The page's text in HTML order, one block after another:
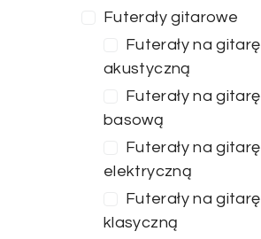
Futerały gitarowe
Futerały na gitarę
akustyczną
Futerały na gitarę
basową
Futerały na gitarę
elektryczną
Futerały na gitarę
klasyczną